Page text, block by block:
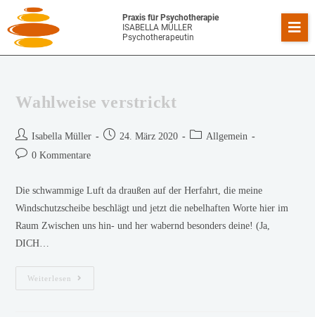
Praxis für Psychotherapie
ISABELLA MÜLLER
Psychotherapeutin
Wahlweise verstrickt
Isabella Müller 24. März 2020
Allgemein
0 Kommentare
Die schwammige Luft da draußen auf der Herfahrt, die meine
Windschutzscheibe beschlägt und jetzt die nebelhaften Worte hier im
Raum Zwischen uns hin- und her wabernd besonders deine! (Ja,
DICH…
Weiterlesen